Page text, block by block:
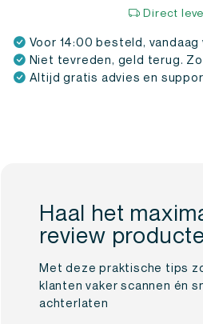
Direct
Voor 14:00 besteld, vandaag
Niet tevreden, geld terug.
Altijd gratis advies en
Haal het
review
Met deze praktische tips
klanten vaker scannen én
achterlaten